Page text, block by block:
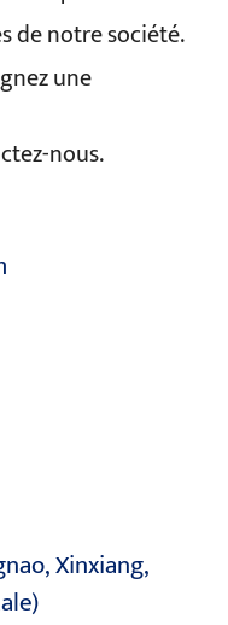
de notre société.
une
nous.
Xinxiang,